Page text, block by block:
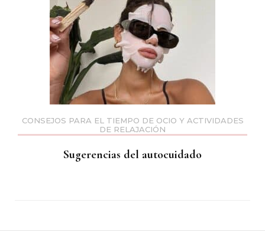
CONSEJOS PARA EL TIEMPO DE OCIO Y ACTIVIDADES
DE RELAJACIÓN
Sugerencias del autocuidado